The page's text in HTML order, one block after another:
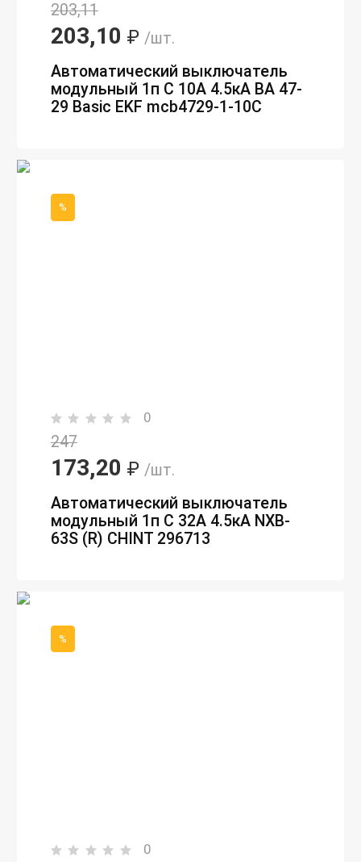
203,11
203,10 ₽ /шт.
Автоматический выключатель
модульный 1п C 10А 4.5кА ВА 47-
29 Basic EKF mcb4729-1-10C
%
0
247
173,20 ₽ /шт.
Автоматический выключатель
модульный 1п C 32А 4.5кА NXB-
63S (R) CHINT 296713
%
0